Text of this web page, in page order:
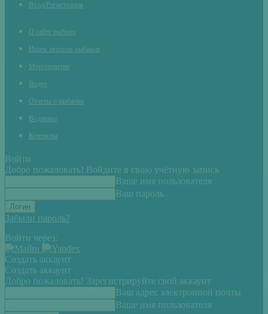
Вход/Регистрация
О сайте рыбхоз
Ищем авторов рыбаков
Мероприятия
Видео
Отчеты о рыбалке
Водоемы
Контакты
Войти
Добро пожаловать! Войдите в свою учётную запись
Ваше имя пользователя
Ваш пароль
Забыли пароль?
Войти через:
Создать аккаунт
Создать аккаунт
Добро пожаловать! Зарегистрируйте свой аккаунт
Ваш адрес электронной почты
Ваше имя пользователя